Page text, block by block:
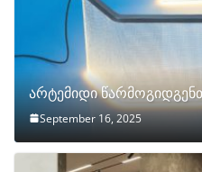
არტემიდი
September 16, 2025